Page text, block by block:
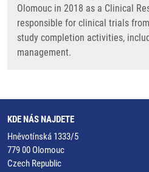
Olomouc in 2018 as a Clinical
responsible for clinical trials
study completion activities,
management.
KDE NÁS NAJDETE
Hněvotínská 1333/5
779 00 Olomouc
Czech Republic